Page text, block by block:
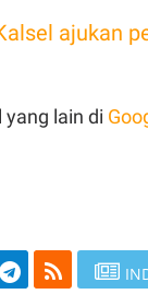
ajukan
yang lain di